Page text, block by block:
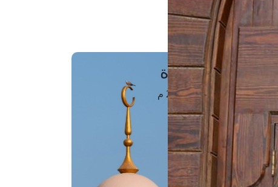
الفتوى الهاتفية
مَواقِيتُ الصَّـــلاة
القاهرة · 09 أغسطس 2026 م
الفجر
4 :43
الشروق
6 :18
الظهر